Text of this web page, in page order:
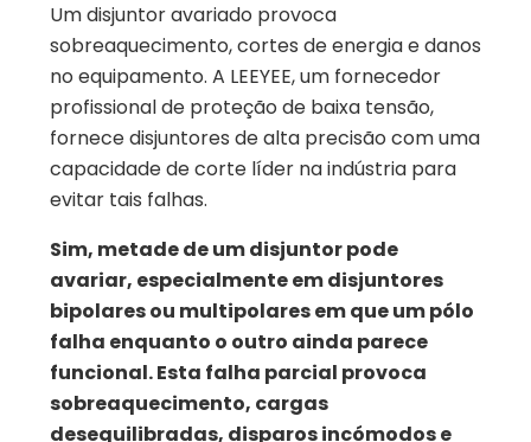
Um disjuntor avariado provoca
sobreaquecimento, cortes de energia e danos
no equipamento. A LEEYEE, um fornecedor
profissional de proteção de baixa tensão,
fornece disjuntores de alta precisão com uma
capacidade de corte líder na indústria para
evitar tais falhas.
Sim, metade de um disjuntor pode
avariar, especialmente em disjuntores
bipolares ou multipolares em que um pólo
falha enquanto o outro ainda parece
funcional. Esta falha parcial provoca
sobreaquecimento, cargas
desequilibradas, disparos incómodos e